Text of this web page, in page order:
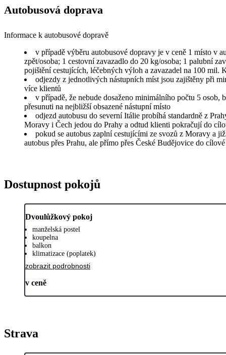
Autobusová doprava
Informace k autobusové dopravě
v případě výběru autobusové dopravy je v ceně 1 místo v
zpět/osoba; 1 cestovní zavazadlo do 20 kg/osoba; 1 palubní
pojištění cestujících, léčebných výloh a zavazadel na 100 mil.
odjezdy z jednotlivých nástupních míst jsou zajištěny při
více klientů
v případě, že nebude dosaženo minimálního počtu 5 osob,
přesunuti na nejbližší obsazené nástupní místo
odjezd autobusu do severní Itálie probíhá standardně z
Moravy i Čech jedou do Prahy a odtud klienti pokračují do
pokud se autobus zaplní cestujícími ze svozů z Moravy a
autobus přes Prahu, ale přímo přes České Budějovice do cílové
Dostupnost pokojů
Dvoulůžkový pokoj
manželská postel
koupelna
balkon
klimatizace (poplatek)
zobrazit podrobnosti
v ceně
Strava